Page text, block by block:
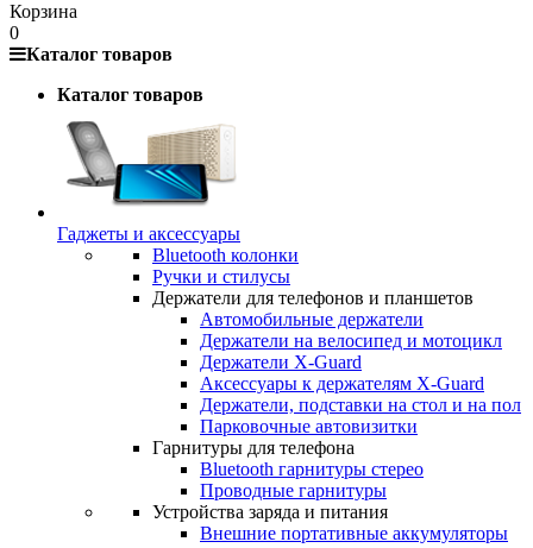
Корзина
0
Каталог товаров
Каталог товаров
Гаджеты и аксессуары
Bluetooth колонки
Ручки и стилусы
Держатели для телефонов и планшетов
Автомобильные держатели
Держатели на велосипед и мотоцикл
Держатели X-Guard
Аксессуары к держателям X-Guard
Держатели, подставки на стол и на пол
Парковочные автовизитки
Гарнитуры для телефона
Bluetooth гарнитуры стерео
Проводные гарнитуры
Устройства заряда и питания
Внешние портативные аккумуляторы